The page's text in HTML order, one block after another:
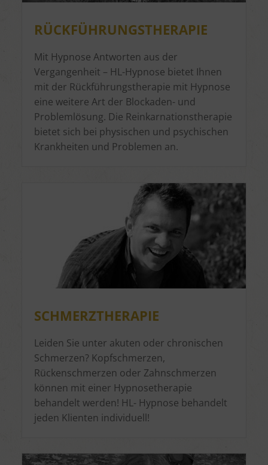
RÜCKFÜHRUNGSTHERAPIE
Mit Hypnose Antworten aus der
Vergangenheit – HL-Hypnose bietet Ihnen
mit der Rückführungstherapie mit Hypnose
eine weitere Art der Blockaden- und
Problemlösung. Die Reinkarnationstherapie
bietet sich bei physischen und psychischen
Krankheiten und Problemen an.
SCHMERZTHERAPIE
Leiden Sie unter akuten oder chronischen
Schmerzen? Kopfschmerzen,
Rückenschmerzen oder Zahnschmerzen
können mit einer Hypnosetherapie
behandelt werden! HL- Hypnose behandelt
jeden Klienten individuell!